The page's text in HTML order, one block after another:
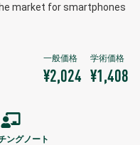
market for smartphones
¥2,024 ¥1,408
ングノート